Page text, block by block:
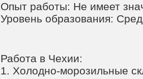
Опыт работы: Не имеет
Уровень образования:
Работа в Чехии:
1. Холодно-морозильные